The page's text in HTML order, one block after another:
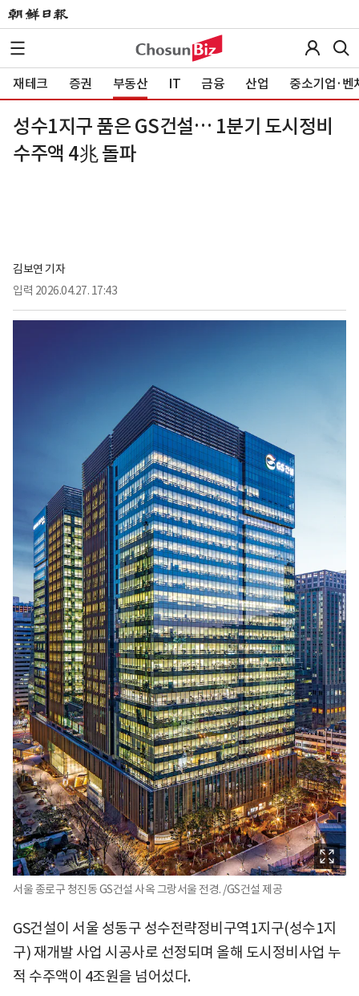
재테크 증권 부동산 IT 금융 산업 중소기업·벤
성수1지구 품은 GS건설… 1분기 도시정비
수주액 4兆 돌파
김보연 기자
입력 2026.04.27. 17:43
서울 종로구 청진동 GS건설 사옥 그랑서울 전경. /GS건설 제공
GS건설이 서울 성동구 성수전략정비구역1지구(성수1지
구) 재개발 사업 시공사로 선정되며 올해 도시정비사업 누
적 수주액이 4조원을 넘어섰다.